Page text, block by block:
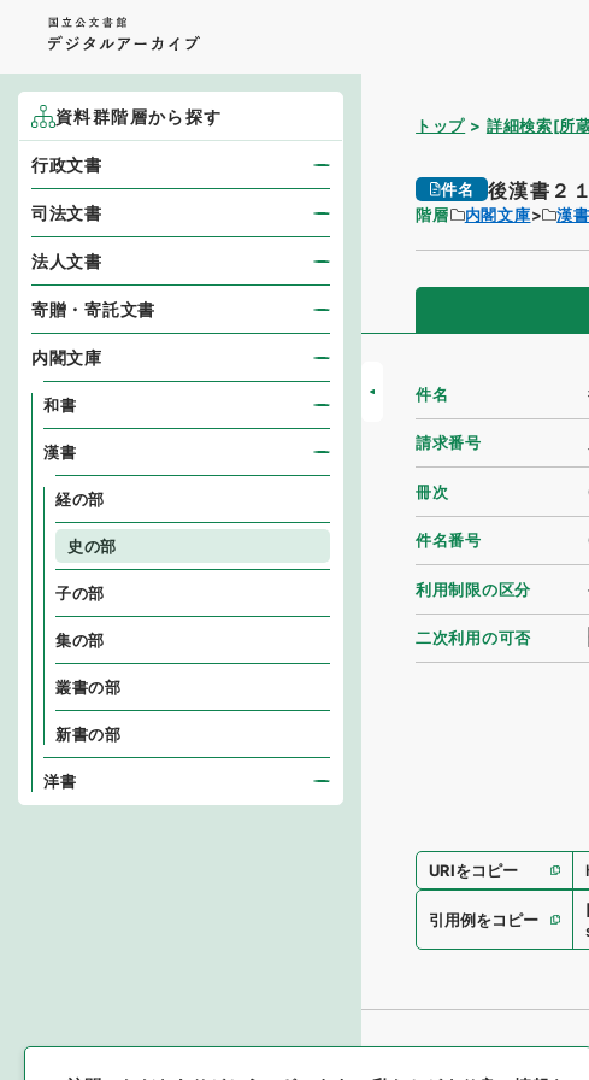
トップ 詳細検索[所
件名 後漢書２１
階層 内閣文庫 漢書
件名
請求番号
冊次
件名番号
利用制限の区分
二次利用の可否
URIをコピー
引用例をコピー
資料群階層から探す
行政文書
司法文書
法人文書
寄贈・寄託文書
内閣文庫
和書
漢書
経の部
史の部
子の部
集の部
叢書の部
新書の部
洋書